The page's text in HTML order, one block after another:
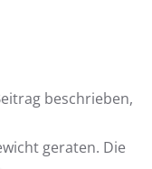
beschrieben,
geraten. Die